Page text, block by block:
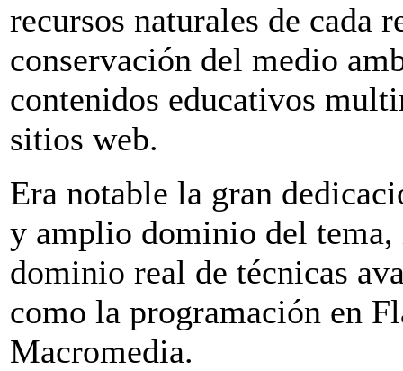
recursos naturales de cada
conservación del medio
contenidos educativos
sitios web.
Era notable la gran
y amplio dominio del tema,
dominio real de técnicas
como la programación en
Macromedia.